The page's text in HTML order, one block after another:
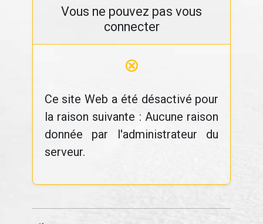
Vous ne pouvez pas vous
connecter
⊗
Ce site Web a été désactivé pour
la raison suivante : Aucune raison
donnée par l'administrateur du
serveur.